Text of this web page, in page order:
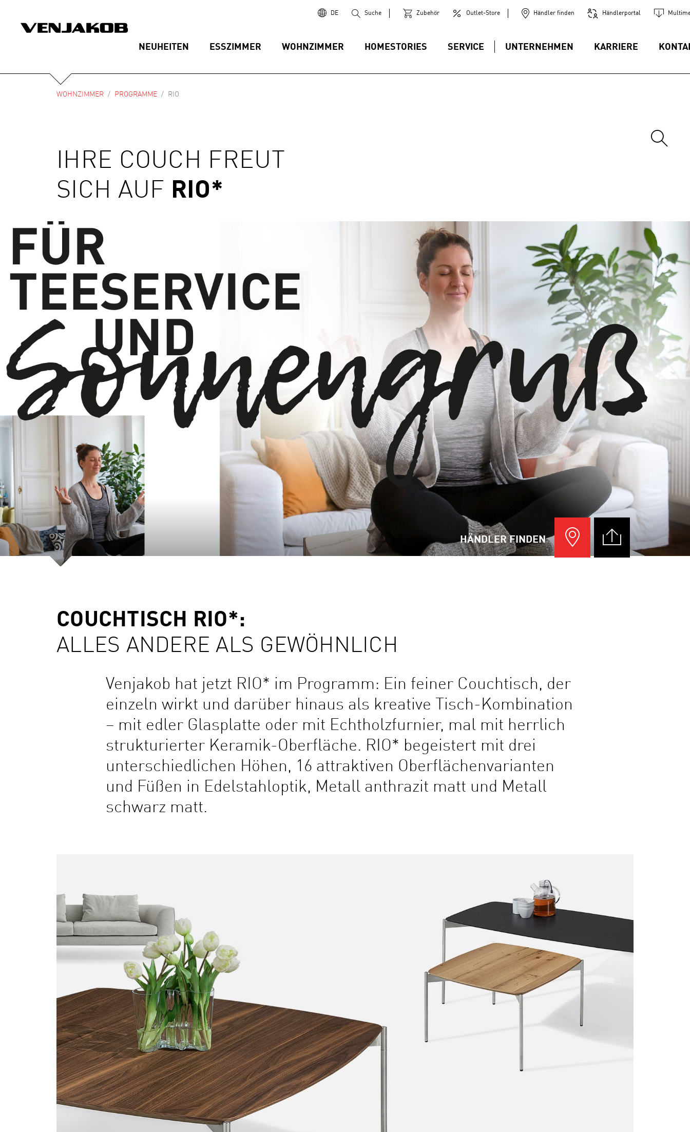
DE Suche Zubehör Outlet-Store Händler finden Händlerportal
NEUHEITEN ESSZIMMER WOHNZIMMER HOMESTORIES SERVICE UNTERNEHMEN KARRIERE
WOHNZIMMER PROGRAMME RIO
IHRE COUCH FREUT
SICH AUF RIO*
HÄNDLER FINDEN
COUCHTISCH RIO*:
ALLES ANDERE ALS GEWÖHNLICH
Venjakob hat jetzt RIO* im Programm: Ein feiner Couchtisch, der
einzeln wirkt und darüber hinaus als kreative Tisch-Kombination
– mit edler Glasplatte oder mit Echtholzfurnier, mal mit herrlich
strukturierter Keramik-Oberfläche. RIO* begeistert mit drei
unterschiedlichen Höhen, 16 attraktiven Oberflächenvarianten
und Füßen in Edelstahloptik, Metall anthrazit matt und Metall
schwarz matt.